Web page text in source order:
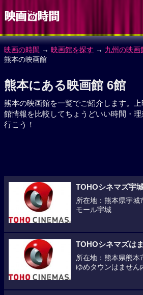
映画の時間 → 映画館を探す → 九州の映画
熊本の映画館
熊本にある映画館 6館
熊本の映画館を一覧でご紹介します。
館情報を比較してちょうどいい時間・
行こう！
TOHOシネマズ宇
所在地：熊本県宇城
モール宇城
TOHOシネマズは
所在地：熊本県熊
ゆめタウンはません